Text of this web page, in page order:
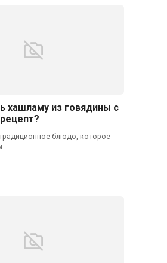
хашламу из говядины с
блюдо, которое